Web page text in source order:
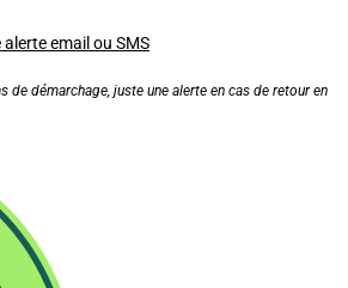
email ou SMS
de démarchage, juste une alerte en cas de retour en